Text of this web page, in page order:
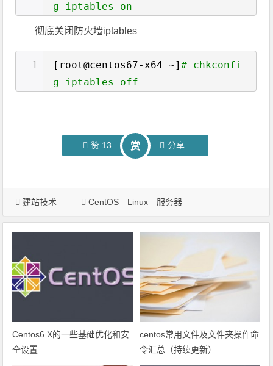
g iptables on
彻底关闭防火墙iptables
1 [root@centos67-x64 ~]# chkconfi
g iptables off
赞 13 赏 分享
建站技术 CentOS Linux 服务器
Centos6.X的一些基础优化和安
全设置
centos常用文件及文件夹操作命
令汇总（持续更新）